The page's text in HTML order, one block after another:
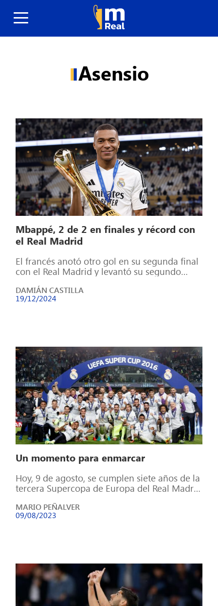
Asensio
Mbappé, 2 de 2 en finales y récord con
el Real Madrid
El francés anotó otro gol en su segunda final
con el Real Madrid y levantó su segundo
DAMIÁN CASTILLA
19/12/2024
Un momento para enmarcar
Hoy, 9 de agosto, se cumplen siete años de la
tercera Supercopa de Europa del Real Madrid
MARIO PEÑALVER
09/08/2023